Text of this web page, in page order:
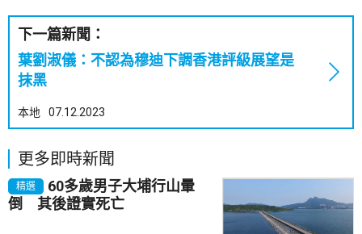
下一篇新聞：
葉劉淑儀：不認為穆迪下調香港評級展望是
抹黑
本地 07.12.2023
更多即時新聞
精選
60多歲男子大埔行山暈
倒 其後證實死亡